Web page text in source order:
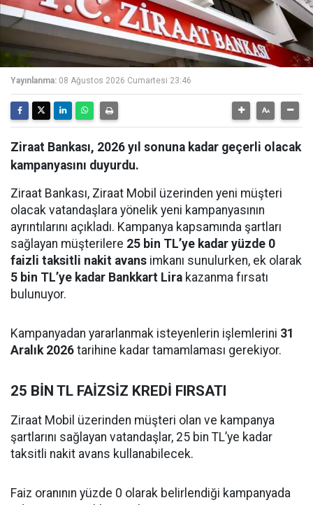
Yayınlanma: 08 Ağustos 2026 Cumartesi 23:46
Ziraat Bankası, 2026 yıl sonuna kadar geçerli olacak
kampanyasını duyurdu.
Ziraat Bankası, Ziraat Mobil üzerinden yeni müşteri
olacak vatandaşlara yönelik yeni kampanyasının
ayrıntılarını açıkladı. Kampanya kapsamında şartları
sağlayan müşterilere 25 bin TL’ye kadar yüzde 0
faizli taksitli nakit avans imkanı sunulurken, ek olarak
5 bin TL’ye kadar Bankkart Lira kazanma fırsatı
bulunuyor.
Kampanyadan yararlanmak isteyenlerin işlemlerini 31
Aralık 2026 tarihine kadar tamamlaması gerekiyor.
25 BİN TL FAİZSİZ KREDİ FIRSATI
Ziraat Mobil üzerinden müşteri olan ve kampanya
şartlarını sağlayan vatandaşlar, 25 bin TL’ye kadar
taksitli nakit avans kullanabilecek.
Faiz oranının yüzde 0 olarak belirlendiği kampanyada